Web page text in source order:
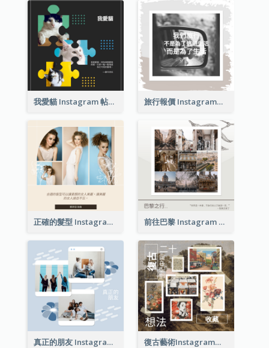
我愛貓 Instagram 帖子 旅行報價 Instagram帖子
正確的髮型 Instagram 帖子 前往巴黎 Instagram 帖子
真正的朋友 Instagram 帖子 復古藝術Instagram帖子